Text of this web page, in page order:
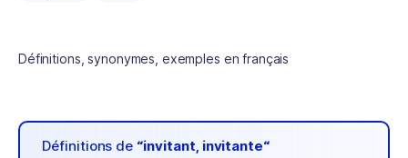
Définitions, synonymes, exemples en français
Définitions de “invitant, invitante“